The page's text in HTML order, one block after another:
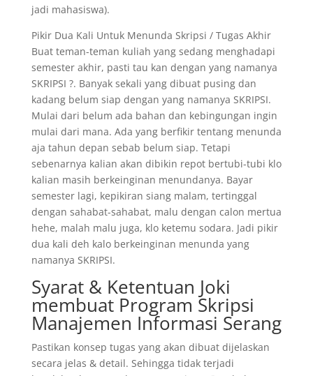
jadi mahasiswa).
Pikir Dua Kali Untuk Menunda Skripsi / Tugas Akhir
Buat teman-teman kuliah yang sedang menghadapi
semester akhir, pasti tau kan dengan yang namanya
SKRIPSI ?. Banyak sekali yang dibuat pusing dan
kadang belum siap dengan yang namanya SKRIPSI.
Mulai dari belum ada bahan dan kebingungan ingin
mulai dari mana. Ada yang berfikir tentang menunda
aja tahun depan sebab belum siap. Tetapi
sebenarnya kalian akan dibikin repot bertubi-tubi klo
kalian masih berkeinginan menundanya. Bayar
semester lagi, kepikiran siang malam, tertinggal
dengan sahabat-sahabat, malu dengan calon mertua
hehe, malah malu juga, klo ketemu sodara. Jadi pikir
dua kali deh kalo berkeinginan menunda yang
namanya SKRIPSI.
Syarat & Ketentuan Joki
membuat Program Skripsi
Manajemen Informasi Serang
Pastikan konsep tugas yang akan dibuat dijelaskan
secara jelas & detail. Sehingga tidak terjadi